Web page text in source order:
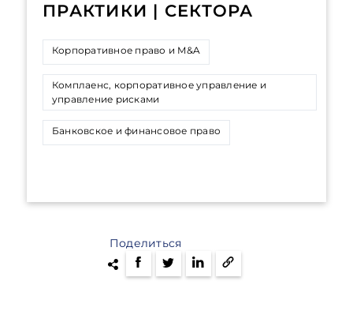
ПРАКТИКИ | СЕКТОРА
Корпоративное право и M&A
Комплаенс, корпоративное управление и
управление рисками
Банковское и финансовое право
Поделиться